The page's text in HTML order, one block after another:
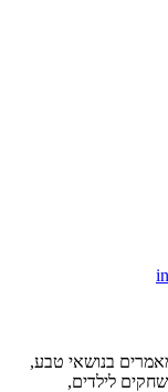
בנושאי טבע,
לילדים,